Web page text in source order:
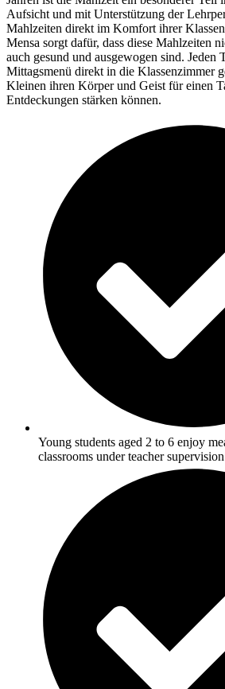
Aufsicht und mit Unterstützung der
Mahlzeiten direkt im Komfort ihrer
Mensa sorgt dafür, dass diese Mahlzeiten
auch gesund und ausgewogen sind. Jeden
Mittagsmenü direkt in die Klassenzimmer
Kleinen ihren Körper und Geist für einen
Entdeckungen stärken können.
Young students aged 2 to 6 enjoy
classrooms under teacher